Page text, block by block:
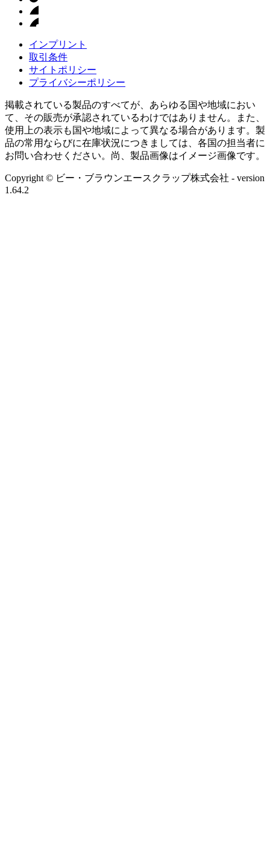
インプリント
取引条件
サイトポリシー
プライバシーポリシー
掲載されている製品のすべてが、あらゆる国や地域におい
て、その販売が承認されているわけではありません。また、
使用上の表示も国や地域によって異なる場合があります。製
品の常用ならびに在庫状況につきましては、各国の担当者に
お問い合わせください。尚、製品画像はイメージ画像です。
Copyright © ビー・ブラウンエースクラップ株式会社 - version
1.64.2